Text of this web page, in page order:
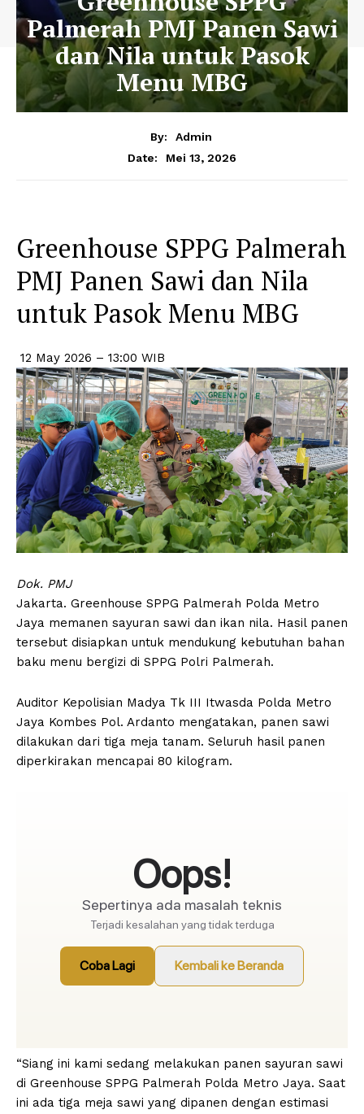
Palmerah PMJ Panen Sawi
dan Nila untuk Pasok
Menu MBG
By:
Admin
Date:
Mei 13, 2026
Greenhouse SPPG Palmerah
PMJ Panen Sawi dan Nila
untuk Pasok Menu MBG
12 May 2026 – 13:00 WIB
Dok. PMJ
Jakarta. Greenhouse SPPG Palmerah Polda Metro
Jaya memanen sayuran sawi dan ikan nila. Hasil panen
tersebut disiapkan untuk mendukung kebutuhan bahan
baku menu bergizi di SPPG Polri Palmerah.
Auditor Kepolisian Madya Tk III Itwasda Polda Metro
Jaya Kombes Pol. Ardanto mengatakan, panen sawi
dilakukan dari tiga meja tanam. Seluruh hasil panen
diperkirakan mencapai 80 kilogram.
“Siang ini kami sedang melakukan panen sayuran sawi
di Greenhouse SPPG Palmerah Polda Metro Jaya. Saat
ini ada tiga meja sawi yang dipanen dengan estimasi